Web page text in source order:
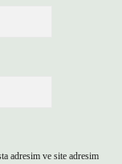
adresim ve site adresim